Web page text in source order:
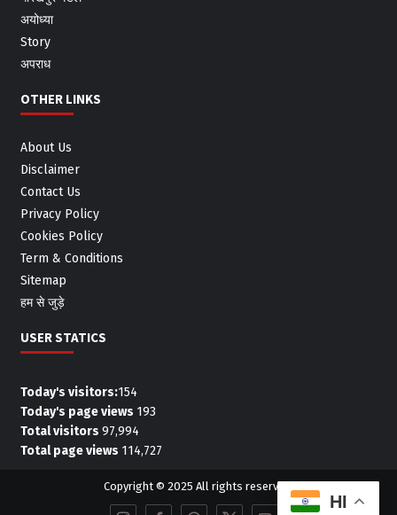
अयोध्या
Story
अपराध
OTHER LINKS
About Us
Disclaimer
Contact Us
Privacy Policy
Cookies Policy
Term & Conditions
Sitemap
हम से जुड़े
USER STATICS
Today's visitors:154
Today's page views 193
Total visitors 97,994
Total page views 114,727
Copyright © 2025 All rights reserved.
HI